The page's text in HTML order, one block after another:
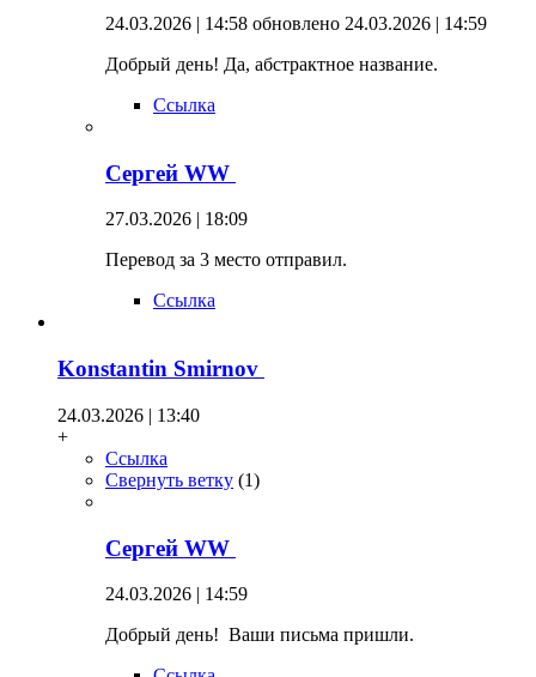
24.03.2026 | 14:58 обновлено 24.03.2026 | 14:59
Добрый день! Да, абстрактное название.
Ссылка
Сергей WW
27.03.2026 | 18:09
Перевод за 3 место отправил.
Ссылка
Konstantin Smirnov
24.03.2026 | 13:40
+
Ссылка
Свернуть ветку (1)
Сергей WW
24.03.2026 | 14:59
Добрый день! Ваши письма пришли.